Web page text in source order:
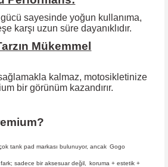
sayesinde yoğun kullanıma,
karşı uzun süre dayanıklıdır.
Mükemmel
kalmaz, motosikletinize
bir görünüm kazandırır.
tank pad markası bulunuyor, ancak Gogo
sadece bir aksesuar değil,
koruma + estetik +